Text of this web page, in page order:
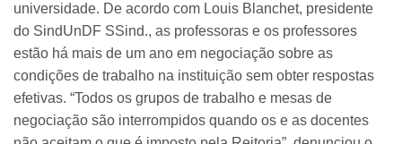
universidade. De acordo com Louis Blanchet, presidente
do SindUnDF SSind., as professoras e os professores
estão há mais de um ano em negociação sobre as
condições de trabalho na instituição sem obter respostas
efetivas. “Todos os grupos de trabalho e mesas de
negociação são interrompidos quando os e as docentes